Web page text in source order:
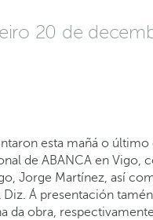
20 de
esta mañá o
de ABANCA en Vigo,
Jorge Martínez, así
Á presentación
da obra,